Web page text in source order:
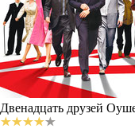
Двенадцать друзей